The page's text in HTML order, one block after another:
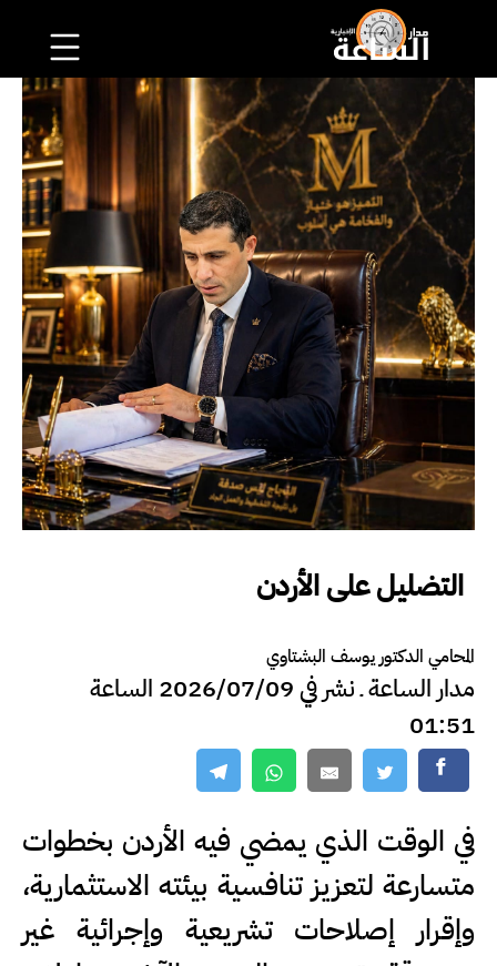
التضليل على الأردن
المحامي الدكتور يوسف البشتاوي
مدار الساعة ـ نشر في 2026/07/09 الساعة
01:51
في الوقت الذي يمضي فيه الأردن بخطوات
متسارعة لتعزيز تنافسية بيئته الاستثمارية،
وإقرار إصلاحات تشريعية وإجرائية غير